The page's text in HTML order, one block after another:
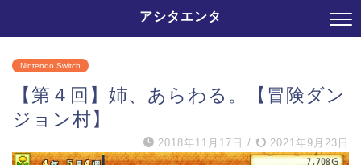
アシタエンタ
Nintendo Switch
【第４回】姉、あらわる。【冒険ダン
ジョン村】
2018年11月17日 / 2021年9月23日